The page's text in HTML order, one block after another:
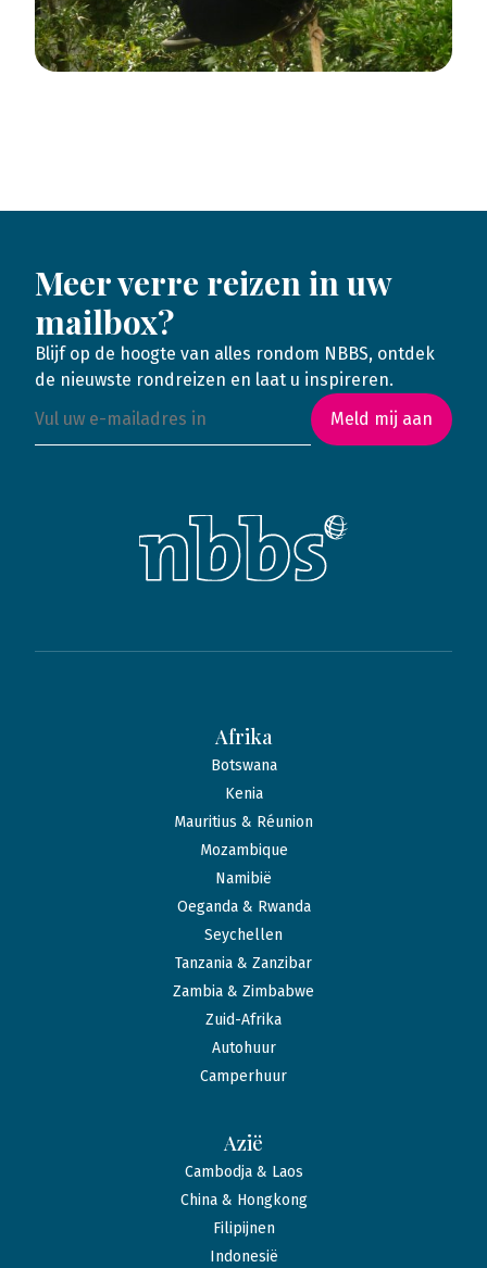
Meer verre reizen in uw
mailbox?
Blijf op de hoogte van alles rondom NBBS, ontdek
de nieuwste rondreizen en laat u inspireren.
Meld mij aan
Afrika
Botswana
Kenia
Mauritius & Réunion
Mozambique
Namibië
Oeganda & Rwanda
Seychellen
Tanzania & Zanzibar
Zambia & Zimbabwe
Zuid-Afrika
Autohuur
Camperhuur
Azië
Cambodja & Laos
China & Hongkong
Filipijnen
Indonesië